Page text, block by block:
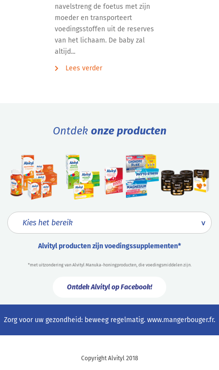
navelstreng de foetus met zijn
moeder en transporteert
voedingsstoffen uit de reserves
van het lichaam. De baby zal
altijd...
Lees verder
Ontdek onze producten
Alvityl producten zijn voedingssupplementen*
*met uitzondering van Alvityl Manuka-honingproducten, die voedingsmiddelen zijn.
Ontdek Alvityl op Facebook!
Zorg voor uw gezondheid: beweeg regelmatig. www.mangerbouger.fr.
Copyright Alvityl 2018